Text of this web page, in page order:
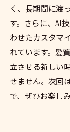
く、長期間に渡
す。さらに、AI
わせたカスタマ
れています。髪
立させる新しい
せません。次回
で、ぜひお楽し